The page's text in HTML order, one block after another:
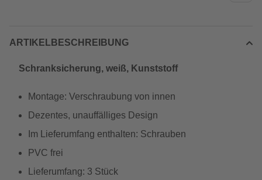
ARTIKELBESCHREIBUNG
Schranksicherung, weiß, Kunststoff
Montage: Verschraubung von innen
Dezentes, unauffälliges Design
Im Lieferumfang enthalten: Schrauben
PVC frei
Lieferumfang: 3 Stück